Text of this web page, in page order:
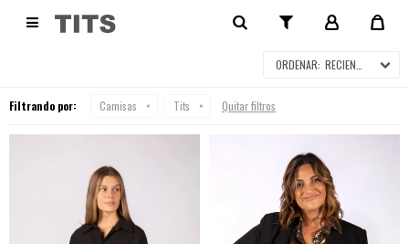
 CAMISAS
RECIENTES
Filtrando por: Camisas Tits Quitar filtros